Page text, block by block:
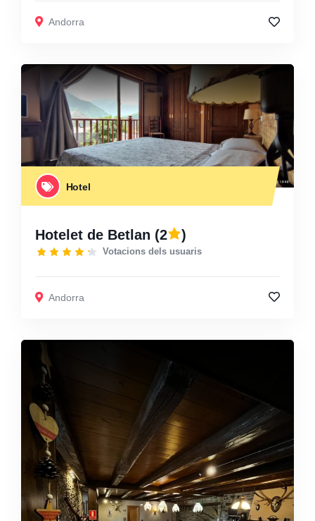
Andorra
Hotel
Hotelet de Betlan (2 )
Votacions dels usuaris
Andorra